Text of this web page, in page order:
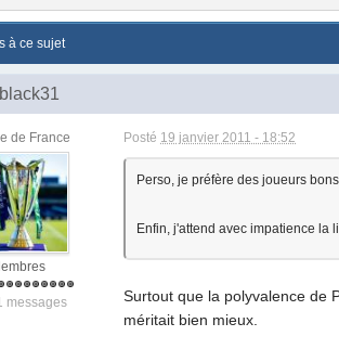
à ce sujet
de France
messages
Posté 19 janvier 2011 - 18:52
Perso, je préfère des joueurs
Enfin, j'attend avec impatience la
Surtout que la polyvalence de
méritait bien mieux.